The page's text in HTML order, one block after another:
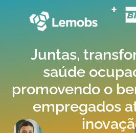
+
Juntas,
saúde
promovendo o
empregados